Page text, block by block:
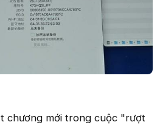
chương mới trong cuộc "rượt